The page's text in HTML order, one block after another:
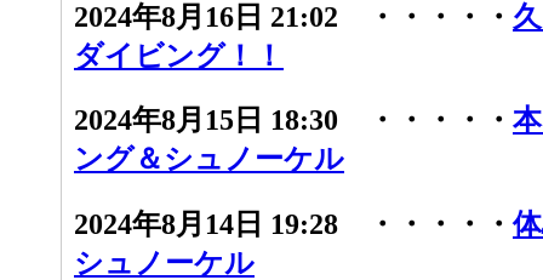
2024年8月16日 21:02 ・・・・・
ダイビング！！
2024年8月15日 18:30 ・・・・・
ング＆シュノーケル
2024年8月14日 19:28 ・・・・・
シュノーケル